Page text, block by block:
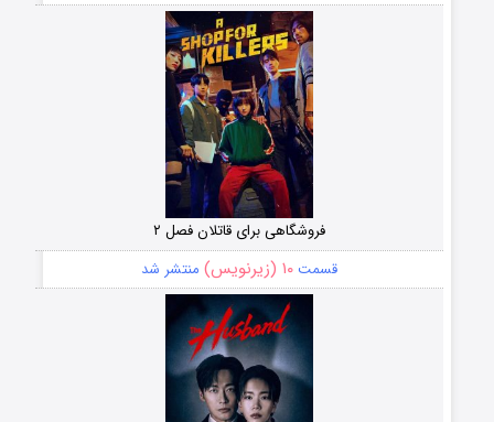
فروشگاهی برای قاتلان فصل ۲
قسمت۱۰ (زیرنویس) منتشر شد